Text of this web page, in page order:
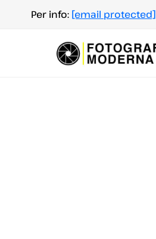
contenuto
Per info: [email protected]